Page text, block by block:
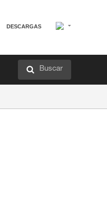
DESCARGAS
Buscar